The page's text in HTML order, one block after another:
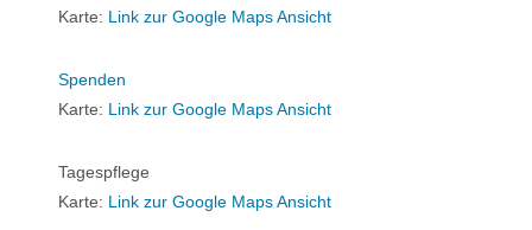
Karte: Link zur Google Maps Ansicht
Spenden
Karte: Link zur Google Maps Ansicht
Tagespflege
Karte: Link zur Google Maps Ansicht